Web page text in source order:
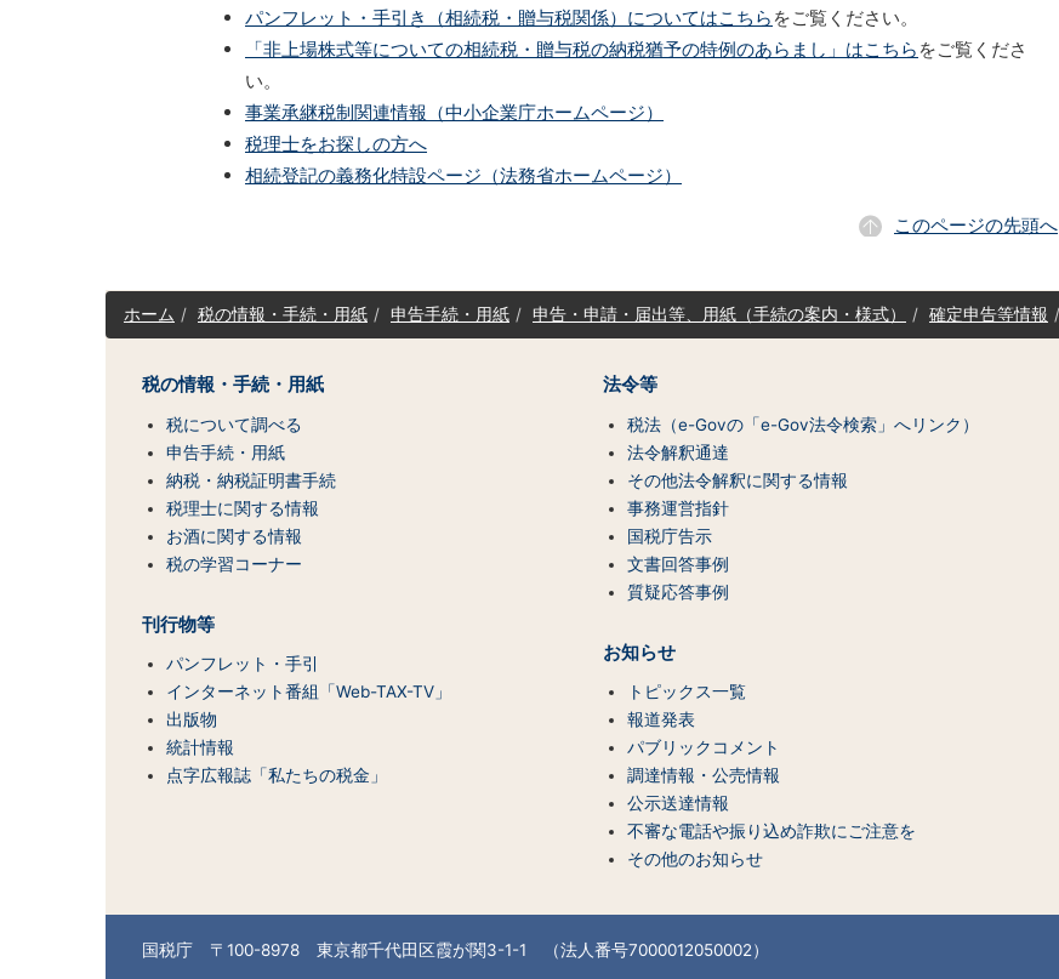
パンフレット・手引き（相続税・贈与税関係）についてはこちら をご覧ください。
「非上場株式等についての相続税・贈与税の納税猶予の特例のあらまし」はこちら をご覧くださ
い。
事業承継税制関連情報（中小企業庁ホームページ）
税理士をお探しの方へ
相続登記の義務化特設ページ（法務省ホームページ）
このページの先頭へ
サ
イ
（コ
ホーム 税の情報・手続・用紙 申告手続・用紙 申告・申請・届出等、用紙（手続の案内・様式） 確定申告等情報
税の情報・手続・用紙
税について調べる
申告手続・用紙
納税・納税証明書手続
税理士に関する情報
お酒に関する情報
税の学習コーナー
刊行物等
パンフレット・手引
インターネット番組「Web-TAX-TV」
出版物
統計情報
点字広報誌「私たちの税金」
法令等
税法（e-Govの「e-Gov法令検索」へリンク）
法令解釈通達
その他法令解釈に関する情報
事務運営指針
国税庁告示
文書回答事例
質疑応答事例
お知らせ
トピックス一覧
報道発表
パブリックコメント
調達情報・公売情報
公示送達情報
不審な電話や振り込め詐欺にご注意を
その他のお知らせ
国税庁 〒100-8978 東京都千代田区霞が関3-1-1 （法人番号7000012050002）